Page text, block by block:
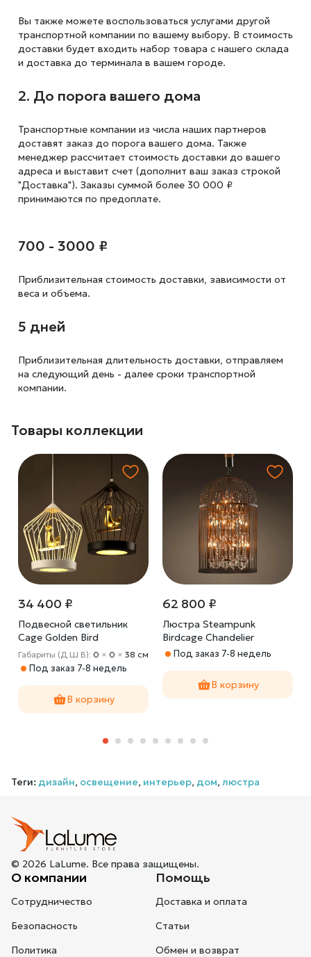
Вы также можете воспользоваться услугами другой
транспортной компании по вашему выбору. В стоимость
доставки будет входить набор товара с нашего склада
и доставка до терминала в вашем городе.
2. До порога вашего дома
Транспортные компании из числа наших партнеров
доставят заказ до порога вашего дома. Также
менеджер рассчитает стоимость доставки до вашего
адреса и выставит счет (дополнит ваш заказ строкой
"Доставка"). Заказы суммой более 30 000 ₽
принимаются по предоплате.
700 - 3000 ₽
Приблизительная стоимость доставки, зависимости от
веса и объема.
5 дней
Приблизительная длительность доставки, отправляем
на следующий день - далее сроки транспортной
компании.
Товары коллекции
34 400 ₽
Подвесной светильник
Cage Golden Bird
Габариты (Д Ш В): 0 × 0 × 38 cм
Под заказ 7-8 недель
В корзину
62 800 ₽
Люстра Steampunk
Birdcage Chandelier
Под заказ 7-8 недель
В корзину
Теги: дизайн, освещение, интерьер, дом, люстра
© 2026 LaLume. Все права защищены.
О компании
Сотрудничество
Безопасность
Политика
Помощь
Доставка и оплата
Статьи
Обмен и возврат